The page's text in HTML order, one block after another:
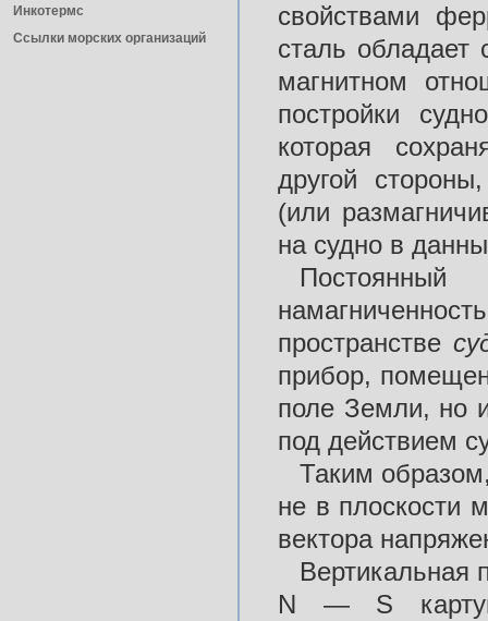
Инкотермс
Ссылки морских организаций
свойствами
сталь обладает
магнитном
постройки
которая
другой
(или
на судно в
пространстве
прибор,
поле Земли, но
под действием
Таким
не в плоскости
вектора
Вертикальная
N — S